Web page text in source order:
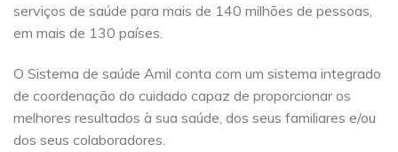
serviços de saúde para mais de 140 milhões de pessoas,
em mais de 130 países.
O Sistema de saúde Amil conta com um sistema integrado
de coordenação do cuidado capaz de proporcionar os
melhores resultados à sua saúde, dos seus familiares e/ou
dos seus colaboradores.